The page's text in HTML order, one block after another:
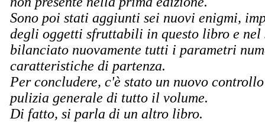
Sono poi stati aggiunti sei nuovi enigmi,
degli oggetti sfruttabili in questo libro e nel
bilanciato nuovamente tutti i parametri
caratteristiche di partenza.
Per concludere, c'è stato un nuovo
pulizia generale di tutto il volume.
Di fatto, si parla di un altro libro.